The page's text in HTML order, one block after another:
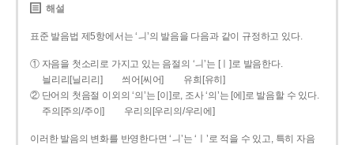
해설
표준 발음법 제5항에서는 ‘ㅢ’의 발음을 다음과 같이 규정하고 있다.
① 자음을 첫소리로 가지고 있는 음절의 ‘ㅢ’는 [ㅣ]로 발음한다.
늴리리[닐리리]
씌어[씨어]
유희[유히]
② 단어의 첫음절 이외의 ‘의’는 [이]로, 조사 ‘의’는 [에]로 발음할 수 있다.
주의[주의/주이]
우리의[우리의/우리에]
이러한 발음의 변화를 반영한다면 ‘ㅢ’는 ‘ㅣ’로 적을 수 있고, 특히 자음